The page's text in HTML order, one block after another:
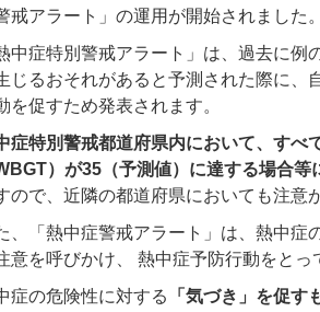
戒アラート」の運用が開始されました。
中症特別警戒アラート」は、過去に
じるおそれがあると予測された際に、
を促すため発表されます。
症特別警戒都道府県内において、すべ
）が35（予測値）に達する場合等
ので、近隣の都道府県においても注意
、「熱中症警戒アラート」は、熱中
意を呼びかけ、 熱中症予防行動をとっ
症の危険性に対する
「気づき」を促